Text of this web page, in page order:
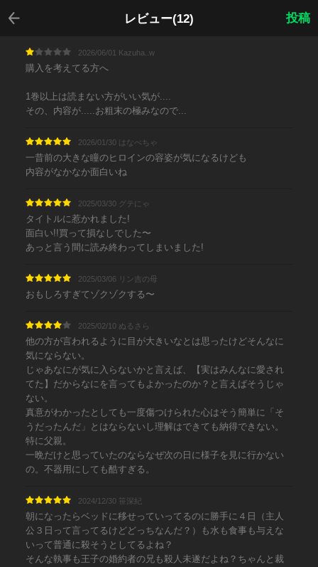
レビュー(12)
戻る
投稿
2026/06/01 Kazuha..w
購入を考えてる方へ
1巻以上は読まない方がいい気が....
その、内容が.....お粗末の極みなので...
2026/01/30 はなぺちゃ
一昔前の大きな瞳のヒロインの容姿が気になるけども
内容がなかなか面白いね
2025/03/30 グテにゃ
タイトルに惹かれました!
面白い!!買って損なしでした〜
あっと言う間に読み終わってしまいました!
2025/03/06 リン吉の母
おもしろすぎてゾクゾクする〜
2025/02/10 ぬるさら
他の方が言われるように目が大きいなとは思ったけどそんなに
気にならない。
じゃあなにが気に入らないかと言えば、【実はみんなに愛され
てた】だからなにを言ってもよかったのか？と言えばそうじゃ
ない。
真意がわかったとしても一度傷つけられた心はそう簡単に「そ
うだったんだ」とはならないし理解はできても納得できない。
特に父親。
一晩だけと思っていたのならなぜ次の日に様子を見に行かない
の。不器用にしても酷すぎる。
2024/12/30 笹深紀
朝になったらベッドに移せっていってるのに勝手に４日（主人
公３日って言ってるけどどっちなんだ？）も水も食事も与えな
いって普通に殺そうとしてるよね？
そんな執事も王子の婚約者の兄も殺人未遂だよね？ちゃんと裁